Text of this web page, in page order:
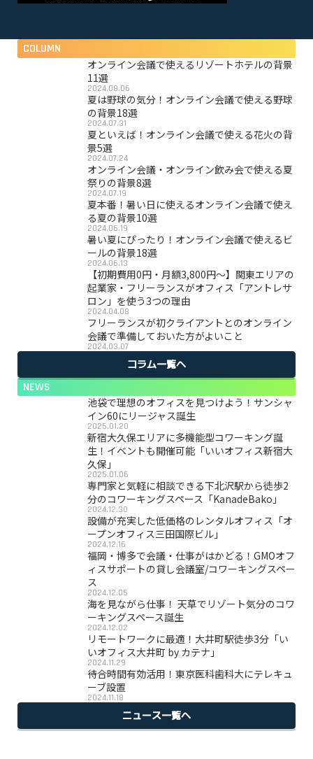
COLUMN
オンライン会議で使えるリゾートホテルの背景
11選
2024.08.06
夏は野球の気分！オンライン会議で使える野球
の背景18選
2024.07.31
夏といえば！オンライン会議で使える花火の背
景5選
2024.07.24
オンライン会議・オンライン飲み会で使える夏
祭りの背景8選
2024.07.19
夏本番！暑い日に使えるオンライン会議で使え
る夏の背景10選
2024.06.19
暑い夏にぴったり！オンライン会議で使えるビ
ールの背景18選
2024.06.13
【初期費用0円・月額3,800円〜】関東エリアの
起業家・フリーランスがオフィス「アントレサ
ロン」を使う3つの理由
2024.04.08
フリーランスが初クライアントとのオンライン
会議で準備しておいた方がよいこと
2024.03.07
コラム一覧へ
NEWS
池袋で理想のオフィスを見つけよう！サンシャ
イン60にリージャス誕生
2025.01.20
新宿大久保エリアに多機能型コワーキング誕
生！イベントも開催可能「いいオフィス新宿大
久保」
2025.01.06
専門家と気軽に相談できる下北沢駅から徒歩2
分のコワーキングスペース「KanadeBako」
2024.12.30
設備が充実した低価格のレンタルオフィス「オ
ープンオフィス三田国際ビル」
2024.12.16
福岡・博多で会議・仕事がはかどる！GMOオフ
ィスサポートの貸し会議室/コワーキングスペー
ス
2024.12.05
海を見ながら仕事！ 天草でリゾート気分のコワ
ーキングスペース誕生
2024.12.02
リモートワークに最適！大井町駅徒歩3分「い
いオフィス大井町 by カテナ」
2024.11.29
待合時間有効活用！東京医科歯科大にテレキュ
ーブ設置
2024.11.18
ニュース一覧へ